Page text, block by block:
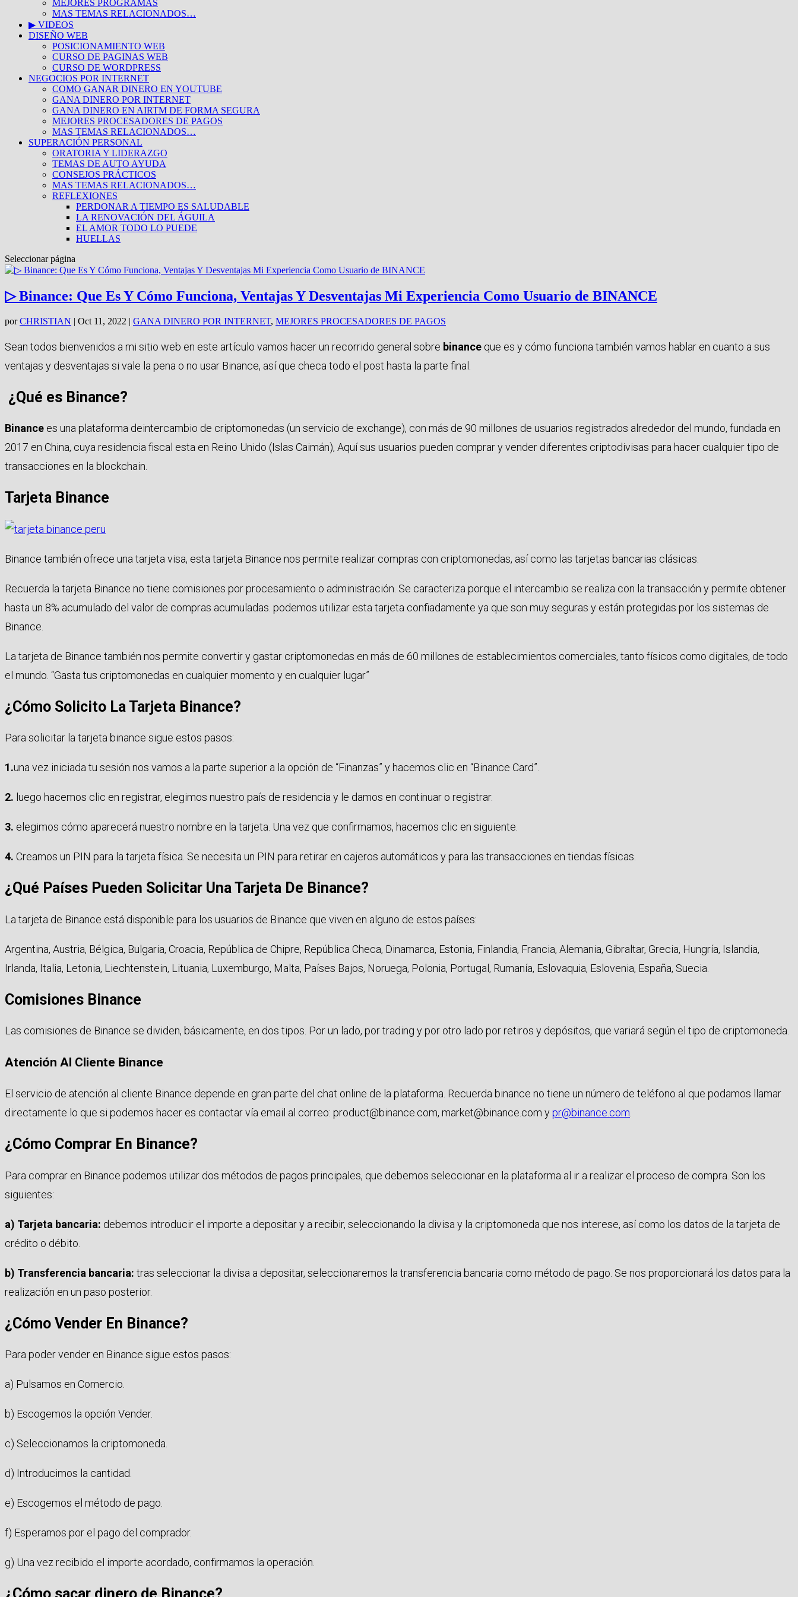
MEJORES PROGRAMAS
MAS TEMAS RELACIONADOS…
▶ VIDEOS
DISEÑO WEB
POSICIONAMIENTO WEB
CURSO DE PAGINAS WEB
CURSO DE WORDPRESS
NEGOCIOS POR INTERNET
COMO GANAR DINERO EN YOUTUBE
GANA DINERO POR INTERNET
GANA DINERO EN AIRTM DE FORMA SEGURA
MEJORES PROCESADORES DE PAGOS
MAS TEMAS RELACIONADOS…
SUPERACIÓN PERSONAL
ORATORIA Y LIDERAZGO
TEMAS DE AUTO AYUDA
CONSEJOS PRÁCTICOS
MAS TEMAS RELACIONADOS…
REFLEXIONES
PERDONAR A TIEMPO ES SALUDABLE
LA RENOVACIÓN DEL ÁGUILA
EL AMOR TODO LO PUEDE
HUELLAS
Seleccionar página
▷ Binance: Que Es Y Cómo Funciona, Ventajas Y Desventajas Mi Experiencia Como Usuario de BINANCE
porCHRISTIAN | Oct 11, 2022 | GANA DINERO POR INTERNET, MEJORES PROCESADORES DE PAGOS
Sean todos bienvenidos a mi sitio web en este artículo vamos hacer un recorrido general sobre binance que es y cómo funciona también vamos hablar en cuanto a sus
ventajas y desventajas si vale la pena o no usar Binance, así que checa todo el post hasta la parte final.
¿Qué es Binance?
Binance es una plataforma deintercambio de criptomonedas (un servicio de exchange), con más de 90 millones de usuarios registrados alrededor del mundo, fundada en
2017 en China, cuya residencia fiscal esta en Reino Unido (Islas Caimán), Aquí sus usuarios pueden comprar y vender diferentes criptodivisas para hacer cualquier tipo de
transacciones en la blockchain.
Tarjeta Binance
Binance también ofrece una tarjeta visa, esta tarjeta Binance nos permite realizar compras con criptomonedas, así como las tarjetas bancarias clásicas.
Recuerda la tarjeta Binance no tiene comisiones por procesamiento o administración. Se caracteriza porque el intercambio se realiza con la transacción y permite obtener
hasta un 8% acumulado del valor de compras acumuladas. podemos utilizar esta tarjeta confiadamente ya que son muy seguras y están protegidas por los sistemas de
Binance.
La tarjeta de Binance también nos permite convertir y gastar criptomonedas en más de 60 millones de establecimientos comerciales, tanto físicos como digitales, de todo
el mundo. “Gasta tus criptomonedas en cualquier momento y en cualquier lugar”
¿Cómo Solicito La Tarjeta Binance?
Para solicitar la tarjeta binance sigue estos pasos:
1.una vez iniciada tu sesión nos vamos a la parte superior a la opción de “Finanzas” y hacemos clic en “Binance Card”.
2. luego hacemos clic en registrar, elegimos nuestro país de residencia y le damos en continuar o registrar.
3. elegimos cómo aparecerá nuestro nombre en la tarjeta. Una vez que confirmamos, hacemos clic en siguiente.
4. Creamos un PIN para la tarjeta física. Se necesita un PIN para retirar en cajeros automáticos y para las transacciones en tiendas físicas.
¿Qué Países Pueden Solicitar Una Tarjeta De Binance?
La tarjeta de Binance está disponible para los usuarios de Binance que viven en alguno de estos países:
Argentina, Austria, Bélgica, Bulgaria, Croacia, República de Chipre, República Checa, Dinamarca, Estonia, Finlandia, Francia, Alemania, Gibraltar, Grecia, Hungría, Islandia,
Irlanda, Italia, Letonia, Liechtenstein, Lituania, Luxemburgo, Malta, Países Bajos, Noruega, Polonia, Portugal, Rumanía, Eslovaquia, Eslovenia, España, Suecia.
Comisiones Binance
Las comisiones de Binance se dividen, básicamente, en dos tipos. Por un lado, por trading y por otro lado por retiros y depósitos, que variará según el tipo de criptomoneda.
Atención Al Cliente Binance
El servicio de atención al cliente Binance depende en gran parte del chat online de la plataforma. Recuerda binance no tiene un número de teléfono al que podamos llamar
directamente lo que si podemos hacer es contactar vía email al correo: product@binance.com, market@binance.com ypr@binance.com.
¿Cómo Comprar En Binance?
Para comprar en Binance podemos utilizar dos métodos de pagos principales, que debemos seleccionar en la plataforma al ir a realizar el proceso de compra. Son los
siguientes:
a) Tarjeta bancaria: debemos introducir el importe a depositar y a recibir, seleccionando la divisa y la criptomoneda que nos interese, así como los datos de la tarjeta de
crédito o débito.
b) Transferencia bancaria: tras seleccionar la divisa a depositar, seleccionaremos la transferencia bancaria como método de pago. Se nos proporcionará los datos para la
realización en un paso posterior.
¿Cómo Vender En Binance?
Para poder vender en Binance sigue estos pasos:
a) Pulsamos en Comercio.
b) Escogemos la opción Vender.
c) Seleccionamos la criptomoneda.
d) Introducimos la cantidad.
e) Escogemos el método de pago.
f) Esperamos por el pago del comprador.
g) Una vez recibido el importe acordado, confirmamos la operación.